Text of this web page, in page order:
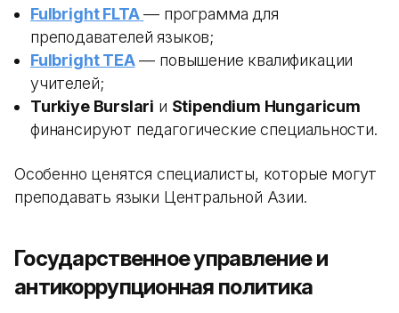
Fulbright FLTA — программа для
преподавателей языков;
Fulbright TEA— повышение квалификации
учителей;
Turkiye Burslari и Stipendium Hungaricum
финансируют педагогические специальности.
Особенно ценятся специалисты, которые могут
преподавать языки Центральной Азии.
Государственное управление и
антикоррупционная политика